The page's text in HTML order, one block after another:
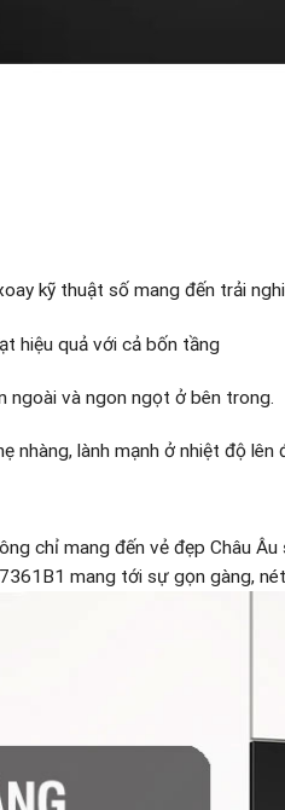
kỹ thuật số mang đến trải
hiệu quả với cả bốn tầng
ngoài và ngon ngọt ở bên trong.
nhàng, lành mạnh ở nhiệt độ lên
chỉ mang đến vẻ đẹp Châu
mang tới sự gọn gàng,